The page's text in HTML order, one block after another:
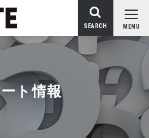
MENU
SEARCH
ト情報